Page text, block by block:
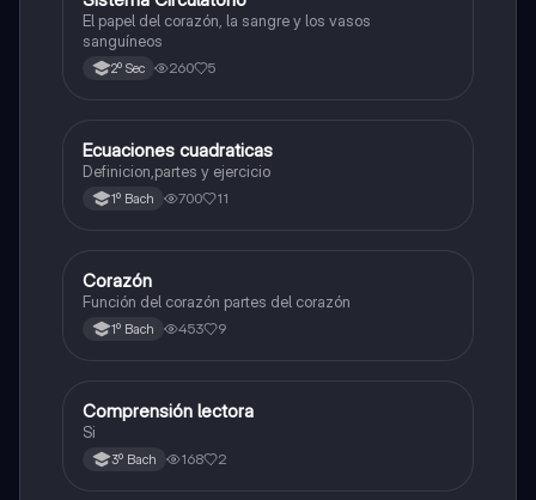
El papel del corazón, la sangre y los vasos
sanguíneos
2º Sec 260 5
Física
Ecuaciones cuadraticas
Definicion,partes y ejercicio
1º Bach 700 11
Otros
Corazón
Función del corazón partes del corazón
1º Bach 453 9
Otros
Comprensión lectora
Si
3º Bach 168 2